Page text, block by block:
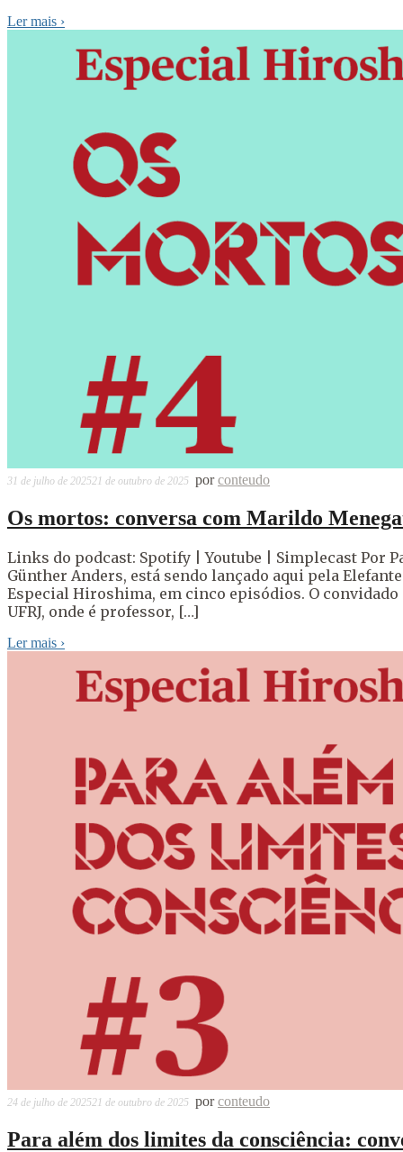
Ler mais ›
31 de julho de 202521 de outubro de 2025 porconteudo
Os mortos: conversa com Marildo
Links do podcast: Spotify | Youtube | Simplecast Por
Günther Anders, está sendo lançado aqui pela
Especial Hiroshima, em cinco episódios. O
UFRJ, onde é professor, […]
Ler mais ›
24 de julho de 202521 de outubro de 2025 porconteudo
Para além dos limites da consciência: